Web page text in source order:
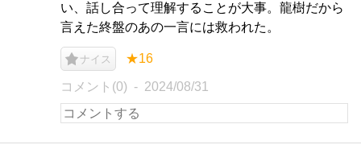
い、話し合って理解することが大事。龍樹だから
言えた終盤のあの一言には救われた。
ナイス ★16
コメント(0) 2024/08/31